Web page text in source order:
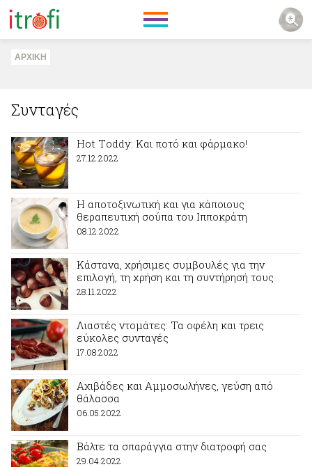
ΑΡΧΙΚΗ
Συνταγές
Ηot Τoddy: Και ποτό και φάρμακο!
27.12.2022
Η αποτοξινωτική και για κάποιους
θεραπευτική σούπα του Ιπποκράτη
08.12.2022
Κάστανα, χρήσιμες συμβουλές για την
επιλογή, τη χρήση και τη συντήρησή τους
28.11.2022
Λιαστές ντομάτες: Τα οφέλη και τρεις
εύκολες συνταγές
17.08.2022
Αχιβάδες και Αμμοσωλήνες, γεύση από
θάλασσα
06.05.2022
Βάλτε τα σπαράγγια στην διατροφή σας
29.04.2022